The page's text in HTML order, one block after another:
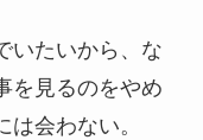
いたいから、な
を見るのをやめ
会わない。